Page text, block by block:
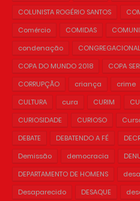
COLUNISTA ROGÉRIO SANTOS
Comércio
COMIDAS
condenação
CONGREGACIONAL
COPA DO MUNDO 2018
COPA
CORRUPÇÃO
criança crime
CULTURA
cura CURIM
CURIOSIDADE
CURIOSO
DEBATE
DEBATENDO A FÉ
Demissão
democracia
DEPARTAMENTO DE HOMENS
Desaparecido
DESAQUE